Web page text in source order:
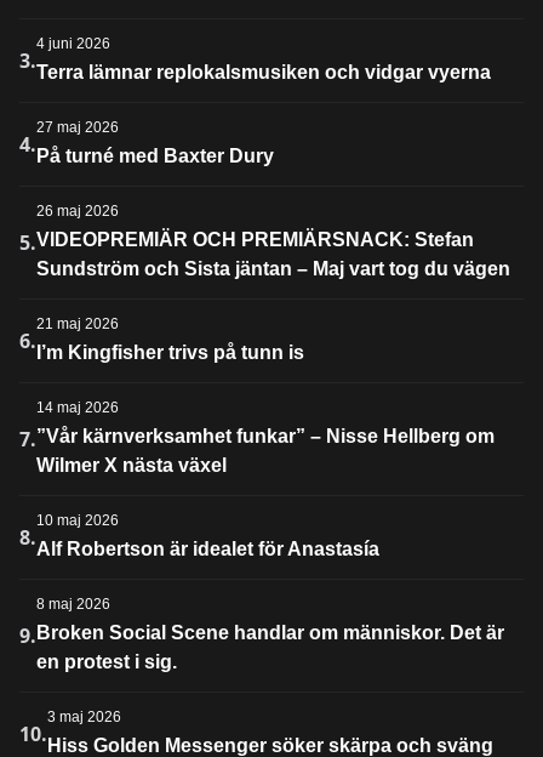
3.
4 juni 2026
Terra lämnar replokalsmusiken och vidgar vyerna
4.
27 maj 2026
På turné med Baxter Dury
5.
26 maj 2026
VIDEOPREMIÄR OCH PREMIÄRSNACK: Stefan
Sundström och Sista jäntan – Maj vart tog du vägen
6.
21 maj 2026
I’m Kingfisher trivs på tunn is
7.
14 maj 2026
”Vår kärnverksamhet funkar” – Nisse Hellberg om
Wilmer X nästa växel
8.
10 maj 2026
Alf Robertson är idealet för Anastasía
9.
8 maj 2026
Broken Social Scene handlar om människor. Det är
en protest i sig.
10.
3 maj 2026
Hiss Golden Messenger söker skärpa och sväng